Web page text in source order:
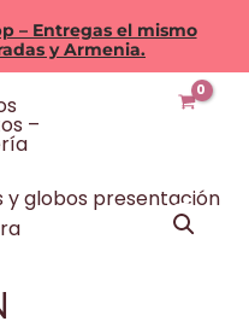
– Entregas el mismo
y Armenia.